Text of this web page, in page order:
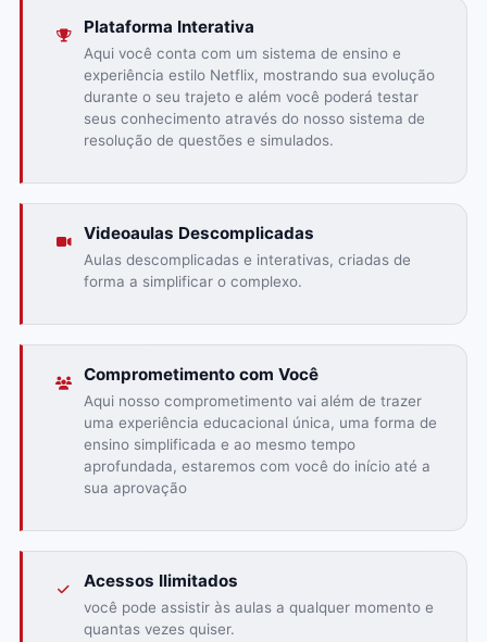
Plataforma Interativa
Aqui você conta com um sistema de ensino e
experiência estilo Netflix, mostrando sua evolução
durante o seu trajeto e além você poderá testar
seus conhecimento através do nosso sistema de
resolução de questões e simulados.
Videoaulas Descomplicadas
Aulas descomplicadas e interativas, criadas de
forma a simplificar o complexo.
Comprometimento com Você
Aqui nosso comprometimento vai além de trazer
uma experiência educacional única, uma forma de
ensino simplificada e ao mesmo tempo
aprofundada, estaremos com você do início até a
sua aprovação
Acessos Ilimitados
você pode assistir às aulas a qualquer momento e
quantas vezes quiser.